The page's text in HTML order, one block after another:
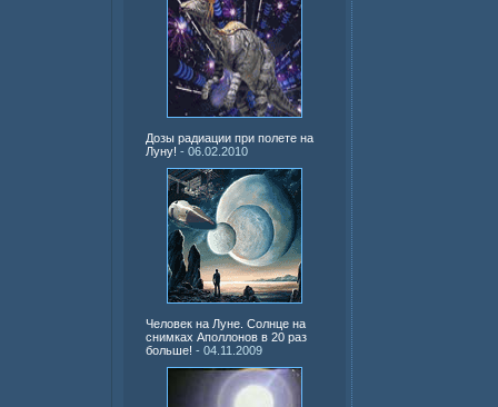
Дозы радиации при полете на
Луну! - 06.02.2010
Человек на Луне. Солнце на
снимках Аполлонов в 20 раз
больше! - 04.11.2009